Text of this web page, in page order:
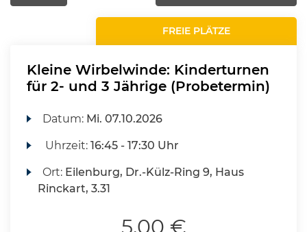
FREIE PLÄTZE
Kleine Wirbelwinde: Kinderturnen
für 2- und 3 Jährige (Probetermin)
Datum: Mi. 07.10.2026
Uhrzeit:16:45 - 17:30 Uhr
Ort: Eilenburg, Dr.-Külz-Ring 9, Haus
Rinckart, 3.31
5,00 €